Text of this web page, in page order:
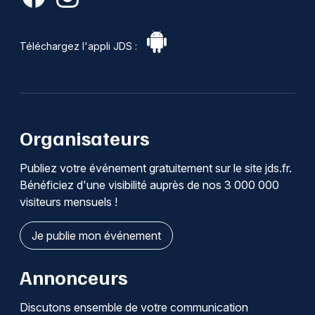
Téléchargez l'appli JDS :
Organisateurs
Publiez votre événement gratuitement sur le site jds.fr.
Bénéficiez d'une visibilité auprès de nos 3 000 000
visiteurs mensuels !
Je publie mon événement
Annonceurs
Discutons ensemble de votre communication